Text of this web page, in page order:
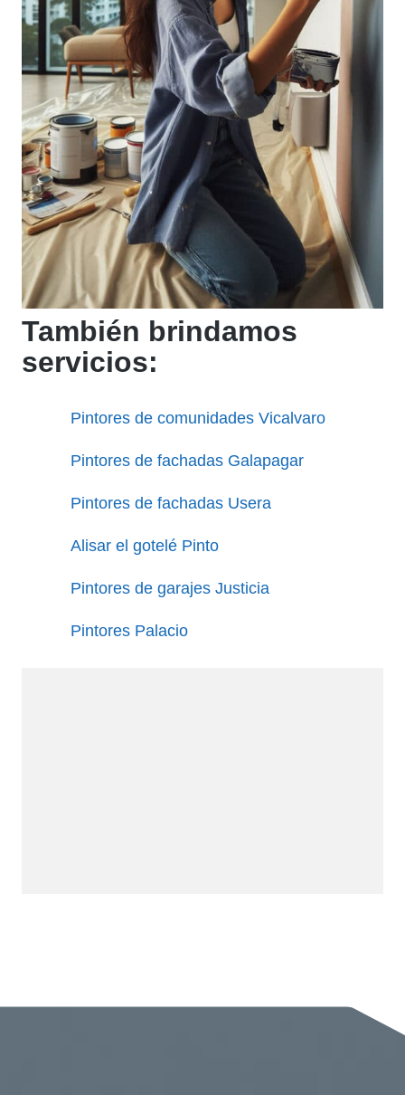
También brindamos
servicios:
Pintores de comunidades Vicalvaro
Pintores de fachadas Galapagar
Pintores de fachadas Usera
Alisar el gotelé Pinto
Pintores de garajes Justicia
Pintores Palacio